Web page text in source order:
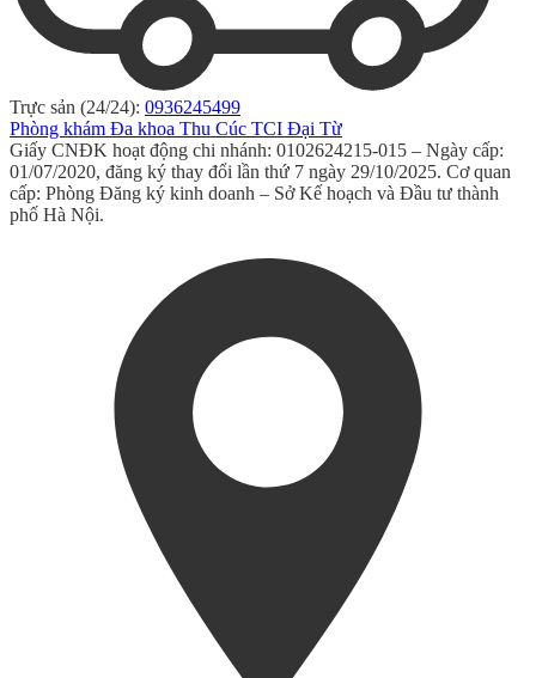
Trực sản (24/24): 0936245499
Phòng khám Đa khoa Thu Cúc TCI Đại Từ
Giấy CNĐK hoạt động chi nhánh: 0102624215-015 – Ngày cấp:
01/07/2020, đăng ký thay đổi lần thứ 7 ngày 29/10/2025. Cơ quan
cấp: Phòng Đăng ký kinh doanh – Sở Kế hoạch và Đầu tư thành
phố Hà Nội.